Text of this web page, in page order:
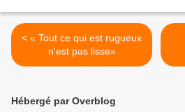
< « Tout ce qui est rugueux
n'est pas lisse»
Hébergé par Overblog